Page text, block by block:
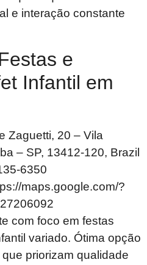
e interação constante
e
Infantil em
Zaguetti, 20 – Vila
– SP, 13412-120, Brazil
6350
maps.google.com/?
com foco em festas
variado. Ótima opção
priorizam qualidade